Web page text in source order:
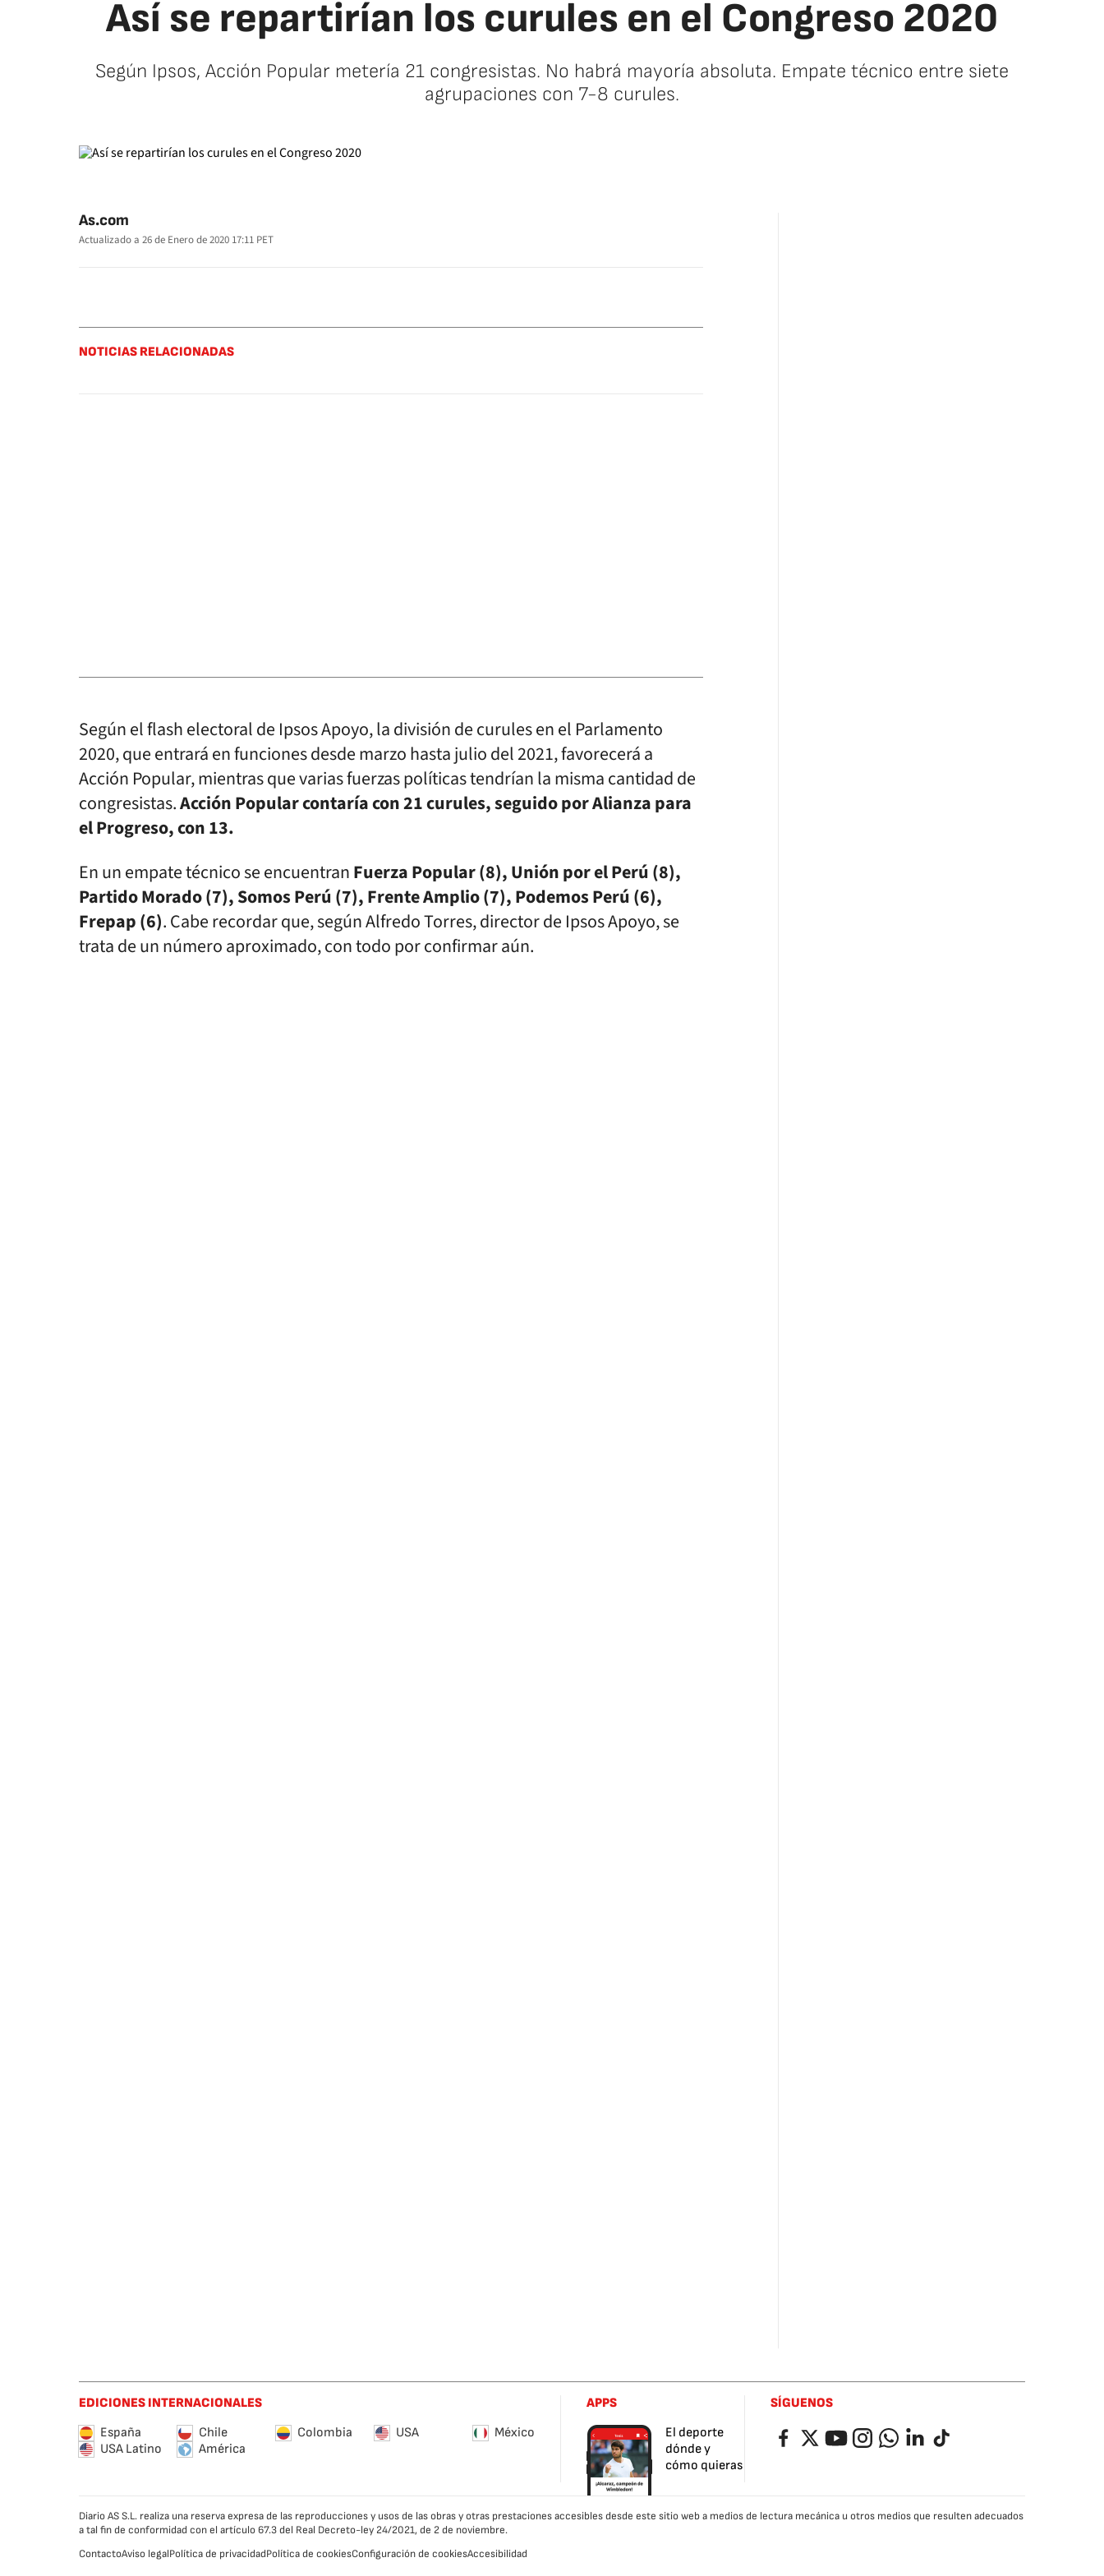
Así se repartirían los curules en el Congreso 2020
Según Ipsos, Acción Popular metería 21 congresistas. No habrá mayoría absoluta. Empate técnico entre siete
agrupaciones con 7-8 curules.
As.com
Actualizado a 26 de Enero de 2020 17:11 PET
NOTICIAS RELACIONADAS
Según el flash electoral de Ipsos Apoyo, la división de curules en el Parlamento
2020, que entrará en funciones desde marzo hasta julio del 2021, favorecerá a
Acción Popular, mientras que varias fuerzas políticas tendrían la misma cantidad de
congresistas.Acción Popular contaría con 21 curules, seguido por Alianza para
el Progreso, con 13.
En un empate técnico se encuentranFuerza Popular (8), Unión por el Perú (8),
Partido Morado (7), Somos Perú (7), Frente Amplio (7), Podemos Perú (6),
Frepap (6). Cabe recordar que, según Alfredo Torres, director de Ipsos Apoyo, se
trata de un número aproximado, con todo por confirmar aún.
EDICIONES INTERNACIONALES
España
Chile Colombia USA
México
USA Latino
América
APPS
El deporte
dónde y
cómo quieras
SÍGUENOS
FacebookTwitterYouTubeInstagramWhatsappLinkedIn
TikTok
Diario AS S.L. realiza una reserva expresa de las reproducciones y usos de las obras y otras prestaciones accesibles desde este sitio web a medios de lectura mecánica u otros medios que resulten adecuados
a tal fin de conformidad con el artículo 67.3 del Real Decreto-ley 24/2021, de 2 de noviembre.
ContactoAviso legalPolítica de privacidadPolítica de cookiesConfiguración de cookiesAccesibilidad